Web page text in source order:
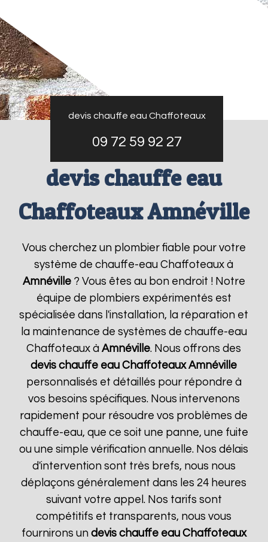
devis chauffe eau Chaffoteaux
09 72 59 92 27
devis chauffe eau
Chaffoteaux Amnéville
Vous cherchez un plombier fiable pour votre
système de chauffe-eau Chaffoteaux à
Amnéville? Vous êtes au bon endroit ! Notre
équipe de plombiers expérimentés est
spécialisée dans l'installation, la réparation et
la maintenance de systèmes de chauffe-eau
Chaffoteaux àAmnéville. Nous offrons des
devis chauffe eau Chaffoteaux Amnéville
personnalisés et détaillés pour répondre à
vos besoins spécifiques. Nous intervenons
rapidement pour résoudre vos problèmes de
chauffe-eau, que ce soit une panne, une fuite
ou une simple vérification annuelle. Nos délais
d'intervention sont très brefs, nous nous
déplaçons généralement dans les 24 heures
suivant votre appel. Nos tarifs sont
compétitifs et transparents, nous vous
fournirons un devis chauffe eau Chaffoteaux